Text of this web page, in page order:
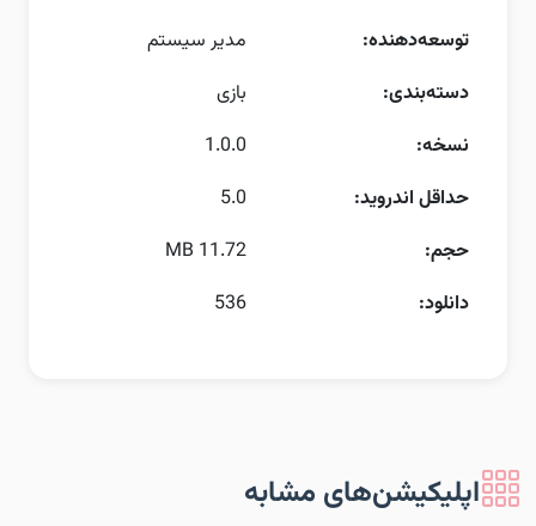
توسعه‌دهنده:
مدیر سیستم
دسته‌بندی:
بازی
نسخه:
1.0.0
حداقل اندروید:
5.0
حجم:
11.72 MB
دانلود:
536
اپلیکیشن‌های مشابه